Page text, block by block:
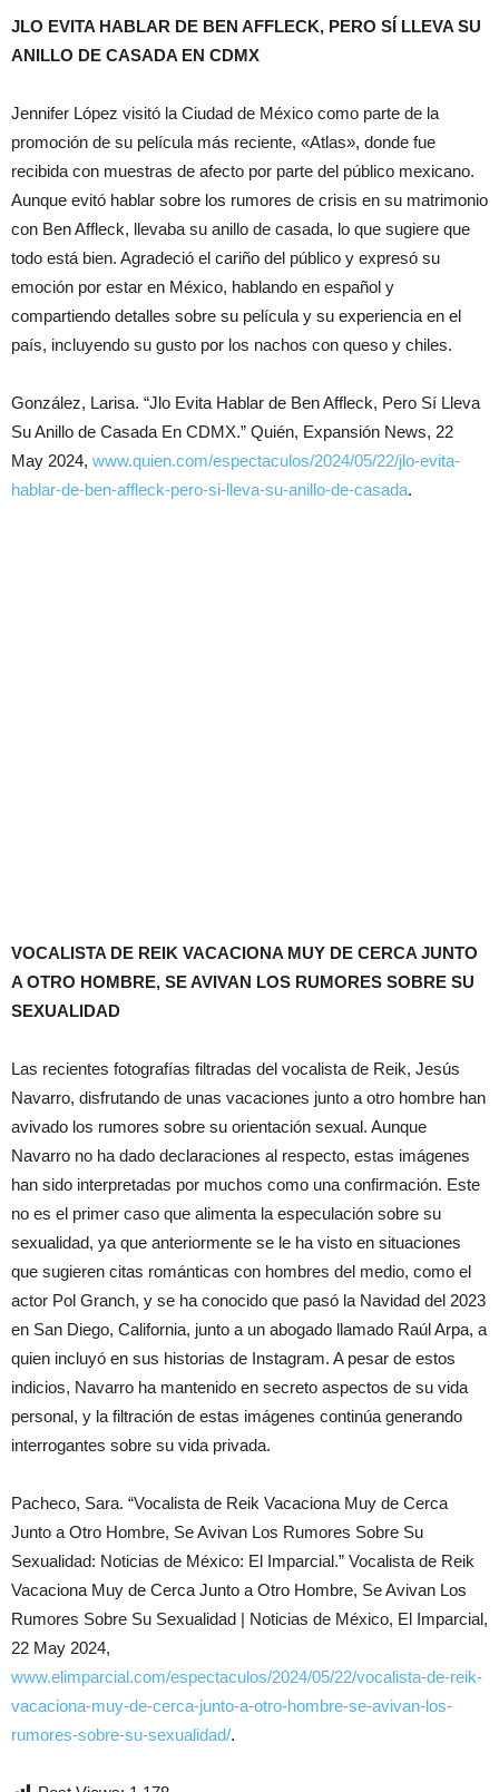
JLO EVITA HABLAR DE BEN AFFLECK, PERO SÍ LLEVA SU
ANILLO DE CASADA EN CDMX
Jennifer López visitó la Ciudad de México como parte de la
promoción de su película más reciente, «Atlas», donde fue
recibida con muestras de afecto por parte del público mexicano.
Aunque evitó hablar sobre los rumores de crisis en su matrimonio
con Ben Affleck, llevaba su anillo de casada, lo que sugiere que
todo está bien. Agradeció el cariño del público y expresó su
emoción por estar en México, hablando en español y
compartiendo detalles sobre su película y su experiencia en el
país, incluyendo su gusto por los nachos con queso y chiles.
González, Larisa. “Jlo Evita Hablar de Ben Affleck, Pero Sí Lleva
Su Anillo de Casada En CDMX.” Quién, Expansión News, 22
May 2024, www.quien.com/espectaculos/2024/05/22/jlo-evita-
hablar-de-ben-affleck-pero-si-lleva-su-anillo-de-casada.
VOCALISTA DE REIK VACACIONA MUY DE CERCA JUNTO
A OTRO HOMBRE, SE AVIVAN LOS RUMORES SOBRE SU
SEXUALIDAD
Las recientes fotografías filtradas del vocalista de Reik, Jesús
Navarro, disfrutando de unas vacaciones junto a otro hombre han
avivado los rumores sobre su orientación sexual. Aunque
Navarro no ha dado declaraciones al respecto, estas imágenes
han sido interpretadas por muchos como una confirmación. Este
no es el primer caso que alimenta la especulación sobre su
sexualidad, ya que anteriormente se le ha visto en situaciones
que sugieren citas románticas con hombres del medio, como el
actor Pol Granch, y se ha conocido que pasó la Navidad del 2023
en San Diego, California, junto a un abogado llamado Raúl Arpa, a
quien incluyó en sus historias de Instagram. A pesar de estos
indicios, Navarro ha mantenido en secreto aspectos de su vida
personal, y la filtración de estas imágenes continúa generando
interrogantes sobre su vida privada.
Pacheco, Sara. “Vocalista de Reik Vacaciona Muy de Cerca
Junto a Otro Hombre, Se Avivan Los Rumores Sobre Su
Sexualidad: Noticias de México: El Imparcial.” Vocalista de Reik
Vacaciona Muy de Cerca Junto a Otro Hombre, Se Avivan Los
Rumores Sobre Su Sexualidad | Noticias de México, El Imparcial,
22 May 2024,
www.elimparcial.com/espectaculos/2024/05/22/vocalista-de-reik-
vacaciona-muy-de-cerca-junto-a-otro-hombre-se-avivan-los-
rumores-sobre-su-sexualidad/.